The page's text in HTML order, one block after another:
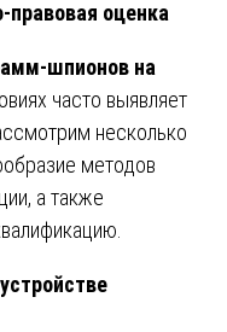
правовая оценка
шпионов на
часто выявляет
несколько
методов
а также